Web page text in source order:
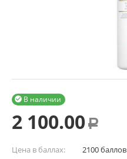
В наличии

2 100.00 Р
Цена в баллах:
2100 баллов